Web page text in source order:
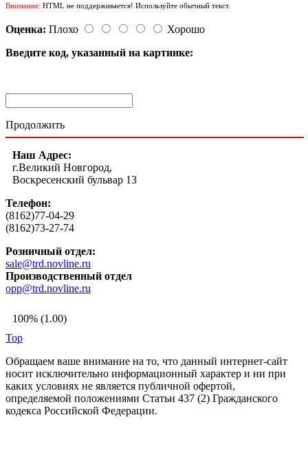
Внимание: HTML не поддерживается! Используйте обычный текст.
Оценка: Плохо
Хорошо
Введите код, указанный на картинке:
Продолжить
Наш Адрес:
г.Великий Новгород,
Воскресенский бульвар 13
Телефон:
(8162)77-04-29
(8162)73-27-74
Розничный отдел:
sale@trd.novline.ru
Производственный отдел
opp@trd.novline.ru
100% (1.00)
Top
Обращаем ваше внимание на то, что данный интернет-сайт
носит исключительно информационный характер и ни при
каких условиях не является публичной офертой,
определяемой положениями Статьи 437 (2) Гражданского
кодекса Российской Федерации.